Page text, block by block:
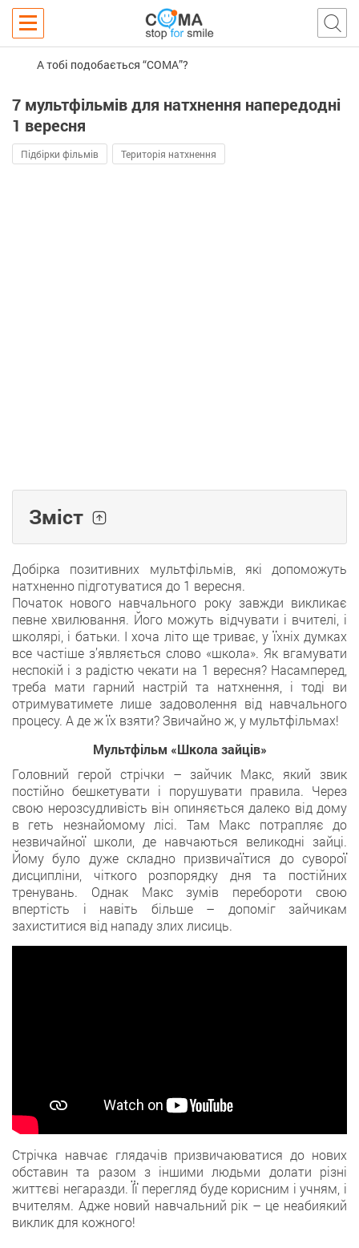
А тобі подобається “COMA”?
7 мультфільмів для натхнення напередодні
1 вересня
Підбірки фільмів Територія натхнення
Зміст
Добірка позитивних мультфільмів, які допоможуть
натхненно підготуватися до 1 вересня.
Початок нового навчального року завжди викликає
певне хвилювання. Його можуть відчувати і вчителі, і
школярі, і батьки. І хоча літо ще триває, у їхніх думках
все частіше з’являється слово «школа». Як вгамувати
неспокій і з радістю чекати на 1 вересня? Насамперед,
треба мати гарний настрій та натхнення, і тоді ви
отримуватимете лише задоволення від навчального
процесу. А де ж їх взяти? Звичайно ж, у мультфільмах!
Мультфільм «Школа зайців»
Головний герой стрічки – зайчик Макс, який звик
постійно бешкетувати і порушувати правила. Через
свою нерозсудливість він опиняється далеко від дому
в геть незнайомому лісі. Там Макс потрапляє до
незвичайної школи, де навчаються великодні зайці.
Йому було дуже складно призвичаїтися до суворої
дисципліни, чіткого розпорядку дня та постійних
тренувань. Однак Макс зумів перебороти свою
впертість і навіть більше – допоміг зайчикам
захиститися від нападу злих лисиць.
Стрічка навчає глядачів призвичаюватися до нових
обставин та разом з іншими людьми долати різні
життєві негаразди. Її перегляд буде корисним і учням, і
вчителям. Адже новий навчальний рік – це неабиякий
виклик для кожного!